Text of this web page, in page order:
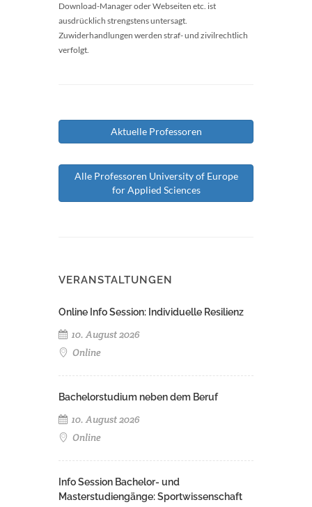
Download-Manager oder Webseiten etc. ist
ausdrücklich strengstens untersagt.
Zuwiderhandlungen werden straf- und zivilrechtlich
verfolgt.
Aktuelle Professoren
Alle Professoren University of Europe
for Applied Sciences
VERANSTALTUNGEN
Online Info Session: Individuelle Resilienz
10. August 2026
Online
Bachelorstudium neben dem Beruf
10. August 2026
Online
Info Session Bachelor- und
Masterstudiengänge: Sportwissenschaft